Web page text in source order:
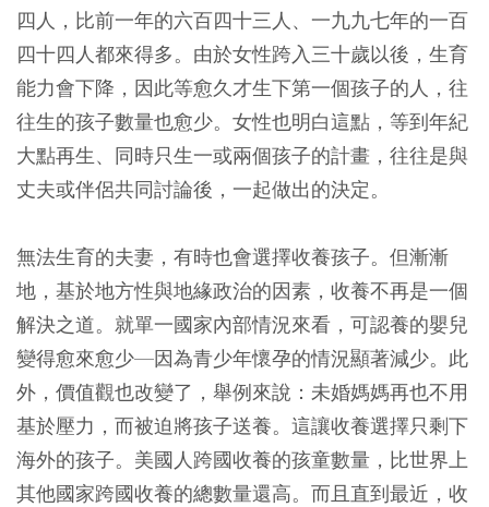
四人，比前一年的六百四十三人、一九九七年的一百
四十四人都來得多。由於女性跨入三十歲以後，生育
能力會下降，因此等愈久才生下第一個孩子的人，往
往生的孩子數量也愈少。女性也明白這點，等到年紀
大點再生、同時只生一或兩個孩子的計畫，往往是與
丈夫或伴侶共同討論後，一起做出的決定。
無法生育的夫妻，有時也會選擇收養孩子。但漸漸
地，基於地方性與地緣政治的因素，收養不再是一個
解決之道。就單一國家內部情況來看，可認養的嬰兒
變得愈來愈少—因為青少年懷孕的情況顯著減少。此
外，價值觀也改變了，舉例來說：未婚媽媽再也不用
基於壓力，而被迫將孩子送養。這讓收養選擇只剩下
海外的孩子。美國人跨國收養的孩童數量，比世界上
其他國家跨國收養的總數量還高。而且直到最近，收